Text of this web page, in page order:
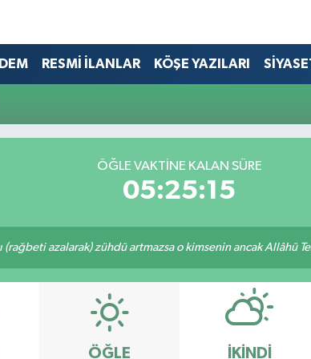
RESMİ İLANLAR KÖŞE YAZILARI
ÖĞLE VAKTİNE KALAN SÜRE
05:25:15
azalarak) zühdü artmazsa o kimsenin ancak Allâhü
ÖĞLE İKINDI